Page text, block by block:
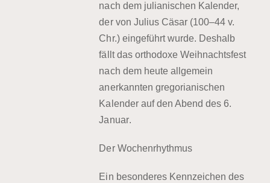
nach dem julianischen Kalender,
der von Julius Cäsar (100–44 v.
Chr.) eingeführt wurde. Deshalb
fällt das orthodoxe Weihnachtsfest
nach dem heute allgemein
anerkannten gregorianischen
Kalender auf den Abend des6.
Januar.
Der Wochenrhythmus
Ein besonderes Kennzeichen des